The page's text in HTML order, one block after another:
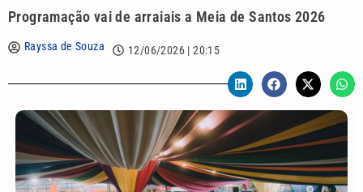
Programação vai de arraiais a Meia de Santos 2026
Rayssa de Souza 12/06/2026 | 20:15